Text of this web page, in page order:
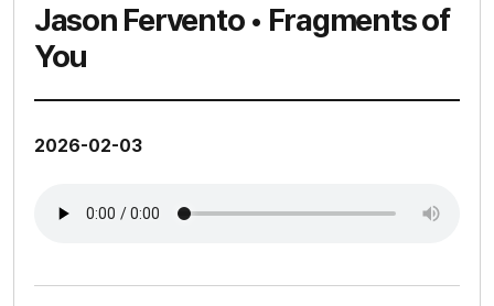
Jason Fervento • Fragments of
You
2026-02-03